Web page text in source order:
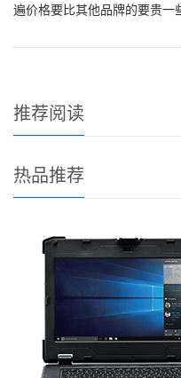
遍价格要比其他品牌的要贵一
本电脑为什么这么贵。...
推荐阅读
热品推荐